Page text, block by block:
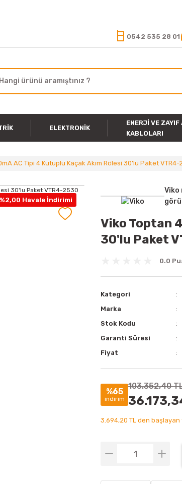
0542 535 28 01
ELEKTRONIK
ENERJI VE ZAYIF
KABLOLARI
AC Tipi 4 Kutuplu Kaçak Akım Rölesi 30'lu Paket VTR4-
%2,00 Havale İndirimi
Viko
Viko Toptan
30'lu Paket
0.0
Kategori
Marka
Stok Kodu
Garanti Süresi
Fiyat
%65
indirim
103.352,40
3.694,20 TL den